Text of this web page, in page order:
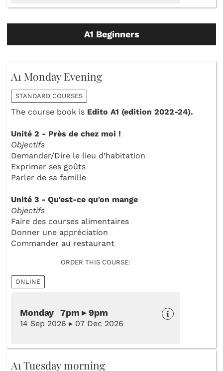
A1 Beginners
A1 Monday Evening
STANDARD COURSES
The course book is Edito A1 (edition 2022-24).
Unité 2 - Près de chez moi !
Objectifs
Demander/Dire le lieu d’habitation
Exprimer ses goûts
Parler de sa famille
Unité 3 - Qu'est-ce qu'on mange
Objectifs
Faire des courses alimentaires
Donner une appréciation
Commander au restaurant
ORDER THIS COURSE:
ONLINE
Monday 7pm ▸ 9pm
14 Sep 2026 ▸ 07 Dec 2026
A1 Tuesday morning